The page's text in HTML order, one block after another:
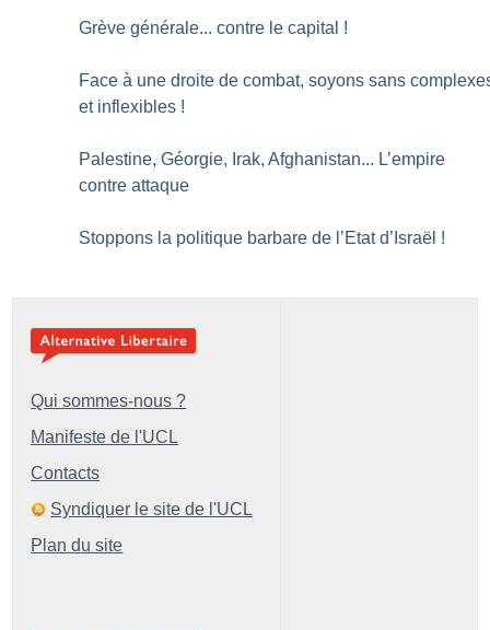
Grève générale... contre le capital !
Face à une droite de combat, soyons sans
et inflexibles !
Palestine, Géorgie, Irak, Afghanistan... L’empire
contre attaque
Stoppons la politique barbare de l’Etat d’Israël !
Qui sommes-nous ?
Manifeste de l'UCL
Contacts
Syndiquer le site de l'UCL
Plan du site